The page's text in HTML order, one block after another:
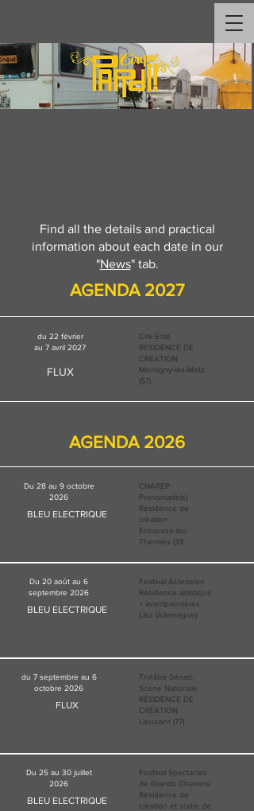
Find all the details and practical
information about each date in our
"News" tab.
AGENDA 2027
du 22 février
au 7 avril 2027
FLUX
Cirk Eole
RESIDENCE DE
CRÉATION
Montigny-les-Metz
(57)
AGENDA 2026
Du 28 au 9 octobre
2026
BLEU ELECTRIQUE
CNAREP
Pronomade(s)
Résidence de
création
Encausse-les-
Thermes (31)
Du 20 août au 6
septembre 2026
BLEU ELECTRIQUE
Festival At.tension
Résidence artistique
+ avantpremières
Lärz (Allemagne)
du 7 septembre au 6
octobre 2026
FLUX
Théâtre Sénart,
Scène Nationale
RÉSIDENCE DE
CRÉATION
Lieusaint (77)
Du 25 au 30 juillet
2026
BLEU ELECTRIQUE
Festival Spectacles
de Grands Chemins
Résidence de
création et sortie de